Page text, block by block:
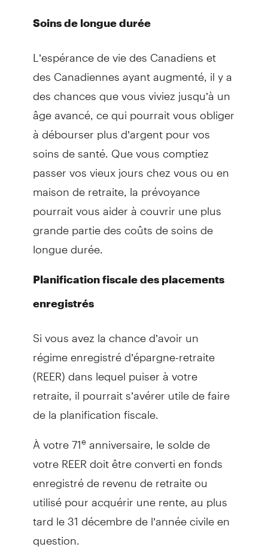
Soins de longue durée
L’espérance de vie des Canadiens et
des Canadiennes ayant augmenté, il y a
des chances que vous viviez jusqu’à un
âge avancé, ce qui pourrait vous obliger
à débourser plus d’argent pour vos
soins de santé. Que vous comptiez
passer vos vieux jours chez vous ou en
maison de retraite, la prévoyance
pourrait vous aider à couvrir une plus
grande partie des coûts de soins de
longue durée.
Planification fiscale des placements
enregistrés
Si vous avez la chance d’avoir un
régime enregistré d’épargne-retraite
(REER) dans lequel puiser à votre
retraite, il pourrait s’avérer utile de faire
de la planification fiscale.
À votre 71eanniversaire, le solde de
votre REER doit être converti en fonds
enregistré de revenu de retraite ou
utilisé pour acquérir une rente, au plus
tard le 31 décembre de l’année civile en
question.